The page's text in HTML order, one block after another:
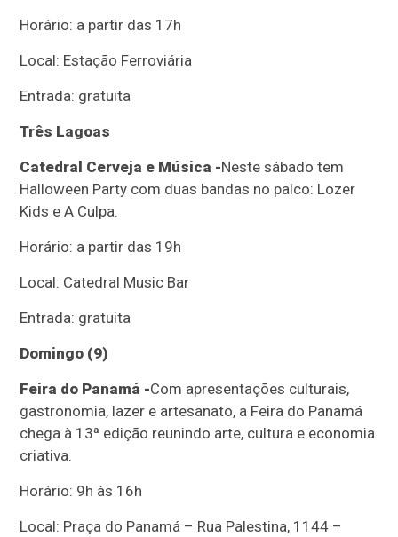
Horário: a partir das 17h
Local: Estação Ferroviária
Entrada: gratuita
Três Lagoas
Catedral Cerveja e Música -Neste sábado tem
Halloween Party com duas bandas no palco: Lozer
Kids e A Culpa.
Horário: a partir das 19h
Local: Catedral Music Bar
Entrada: gratuita
Domingo (9)
Feira do Panamá -Com apresentações culturais,
gastronomia, lazer e artesanato, a Feira do Panamá
chega à 13ª edição reunindo arte, cultura e economia
criativa.
Horário: 9h às 16h
Local: Praça do Panamá – Rua Palestina, 1144 –